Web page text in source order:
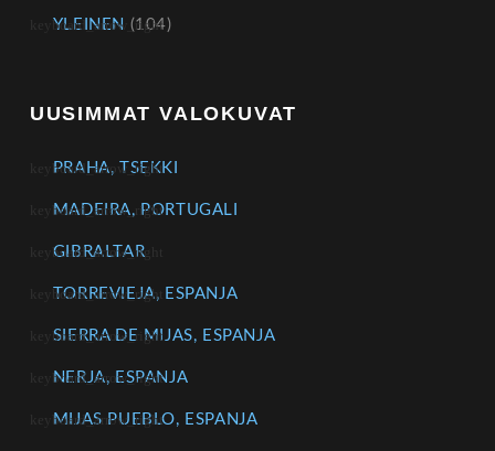
YLEINEN (104)
UUSIMMAT VALOKUVAT
PRAHA, TSEKKI
MADEIRA, PORTUGALI
GIBRALTAR
TORREVIEJA, ESPANJA
SIERRA DE MIJAS, ESPANJA
NERJA, ESPANJA
MIJAS PUEBLO, ESPANJA